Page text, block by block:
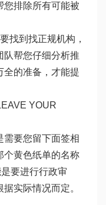
您排除所有可能被
找到找正规机构，
队帮您仔细分析推
全的准备，才能提
YOUR
需要您留下面签相
个黄色纸单的名称
要进行行政审
实际情况而定。